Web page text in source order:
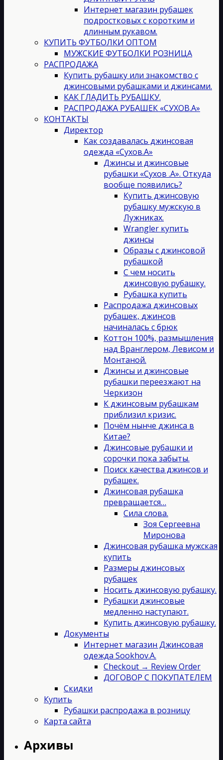
Интернет магазин рубашек
подростковых с коротким и
длинным рукавом.
КУПИТЬ ФУТБОЛКИ ОПТОМ
МУЖСКИЕ ФУТБОЛКИ РОЗНИЦА
РАСПРОДАЖА
Купить рубашку или знакомство с
джинсовыми рубашками и джинсами.
КАК ГЛАДИТЬ РУБАШКУ.
РАСПРОДАЖА РУБАШЕК «СУХОВ.А»
КОНТАКТЫ
Директор
Как создавалась джинсовая
одежда «Сухов.А»
Джинсы и джинсовые
рубашки «Сухов .А». Откуда
вообще появились?
Купить джинсовую
рубашку мужскую в
Лужниках.
Wrangler купить
джинсы
Образы с джинсовой
рубашкой
С чем носить
джинсовую рубашку.
Рубашка купить
Распродажа джинсовых
рубашек, джинсов
начиналась с брюк
Коттон 100%, размышления
над Вранглером, Левисом и
Монтаной.
Джинсы и джинсовые
рубашки переезжают на
Черкизон
К джинсовым рубашкам
приблизил кризис.
Почём нынче джинса в
Китае?
Джинсовые рубашки и
сорочки пока забыты.
Поиск качества джинсов и
рубашек.
Джинсовая рубашка
превращается…
Сила слова.
Зоя Сергеевна
Миронова
Джинсовая рубашка мужская
купить
Размеры джинсовых
рубашек
Носить джинсовую рубашку.
Рубашки джинсовые
медленно наступают.
Купить джинсовую рубашку.
Документы
Интернет магазин Джинсовая
одежда Sookhov.A.
Checkout → Review Order
ДОГОВОР С ПОКУПАТЕЛЕМ
Скидки
Купить
Рубашки распродажа в розницу
Карта сайта
Архивы